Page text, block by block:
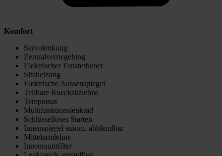
Komfort
Servolenkung
Zentralverriegelung
Elektrischer Fensterheber
Sitzheizung
Elektrische Aussenspiegel
Teilbare Ruecksitzlehne
Tempomat
Multifunktionslenkrad
Schlüsselloses Starten
Innenspiegel autom. abblendbar
Mittelarmlehne
Innenraumfilter